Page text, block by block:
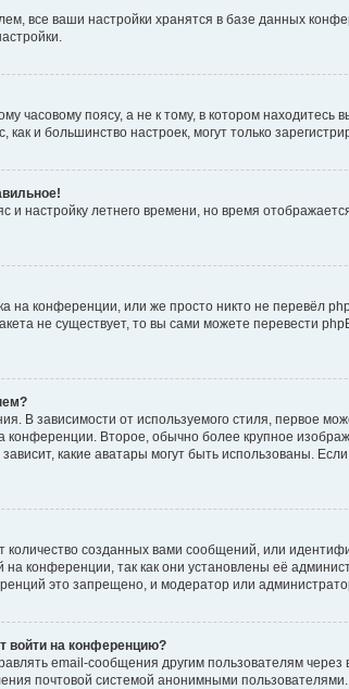
все ваши настройки хранятся в базе данных
часовому поясу, а не к тому, в котором
как и большинство настроек, могут только
и настройку летнего времени, но время
на конференции, или же просто никто не перевёл
не существует, то вы сами можете перевести
В зависимости от используемого стиля, первое
Второе, обычно более крупное
какие аватары могут быть использованы.
созданных вами сообщений, или
конференции, так как они установлены её
это запрещено, и модератор или
войти на конференцию?
email-сообщения другим пользователям
почтовой системой анонимными пользователями.